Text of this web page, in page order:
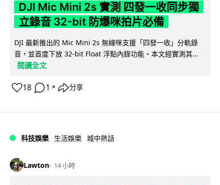
DJI Mic Mini 2s 實測 四發一收同步獨
立錄音 32-bit 防爆咪拍片必備
DJI 最新推出的 Mic Mini 2s 無線咪支援「四發一收」分軌錄
音，並首度下放 32-bit Float 浮點內錄功能。本文經實測其...
閱讀全文
18 1 ↗ 分享
科技娛樂 生活娛樂 城中熱話
Lawton 14 小時